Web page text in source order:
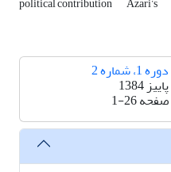
دوره 1، شماره 2
پاییز 1384
صفحه1-26